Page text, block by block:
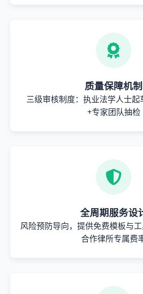
质量保障机制
三级审核制度：执业法学人士
+专家团队抽检
全周期服务设
风险预防导向，提供免费模板与
合作律所专属费